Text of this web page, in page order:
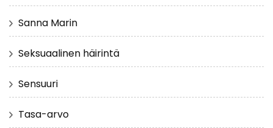
Sanna Marin
Seksuaalinen häirintä
Sensuuri
Tasa-arvo